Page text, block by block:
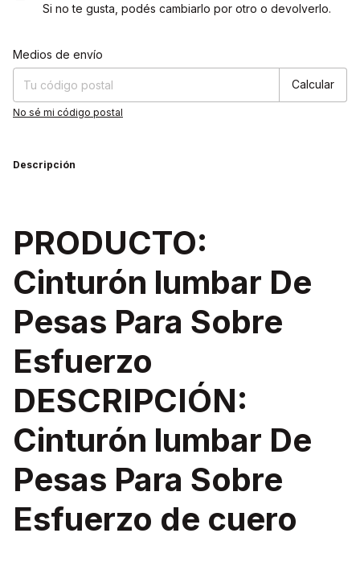
Si no te gusta, podés cambiarlo por otro o devolverlo.
Entregas para el CP:
Medios de envío
Calcular
No sé mi código postal
Descripción
PRODUCTO:
Cinturón lumbar De
Pesas Para Sobre
Esfuerzo
DESCRIPCIÓN:
Cinturón lumbar De
Pesas Para Sobre
Esfuerzo de cuero